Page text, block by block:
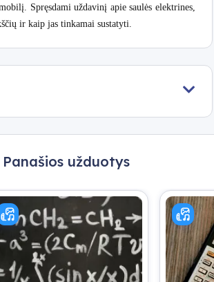
Spręsdami uždavinį apie saulės elektrines,
ir kaip jas tinkamai sustatyti.
Panašios užduotys